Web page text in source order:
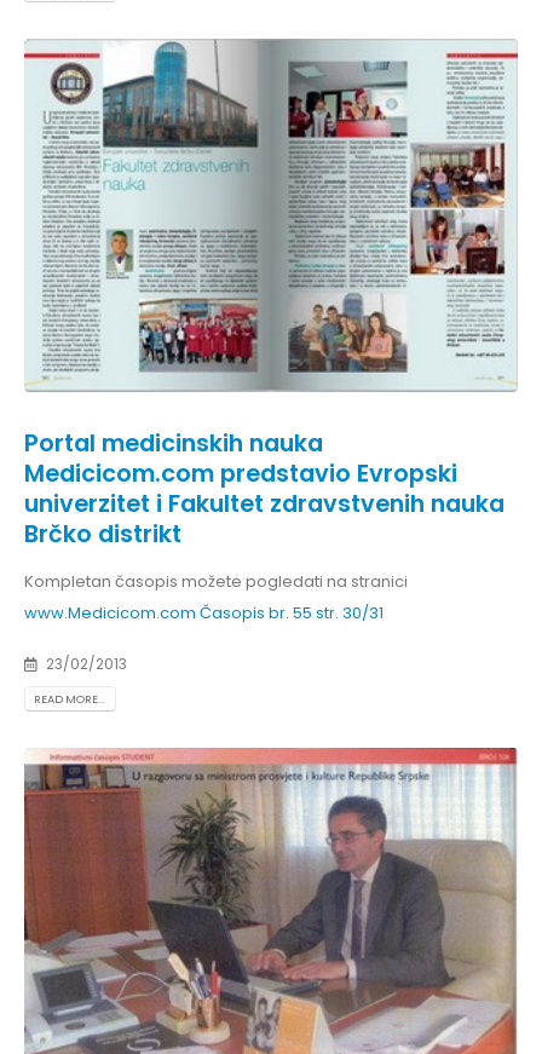
Portal medicinskih nauka
Medicicom.com predstavio Evropski
univerzitet i Fakultet zdravstvenih nauka
Brčko distrikt
Kompletan časopis možete pogledati na stranici
www.Medicicom.com Časopis br. 55 str. 30/31
23/02/2013
READ MORE...